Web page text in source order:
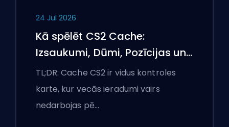
24 Jul 2026
Kā spēlēt CS2 Cache:
Izsaukumi, Dūmi, Pozīcijas un
Premjeru padomi
TL;DR: Cache CS2 ir vidus kontroles
karte, kur vecās ieradumi vairs
nedarbojas pē…